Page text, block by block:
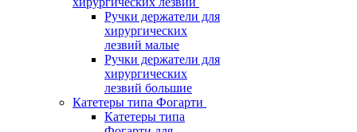
Ручки держатели для
хирургических
лезвий малые
Ручки держатели для
хирургических
лезвий большие
Катетеры типа Фогарти
Катетеры типа